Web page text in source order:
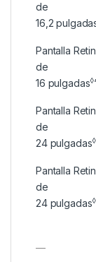
de
16,2
Pantalla
de
16 pulgadas◊
Pantalla
de
24pulgadas◊
Pantalla
de
24pulgadas◊
—